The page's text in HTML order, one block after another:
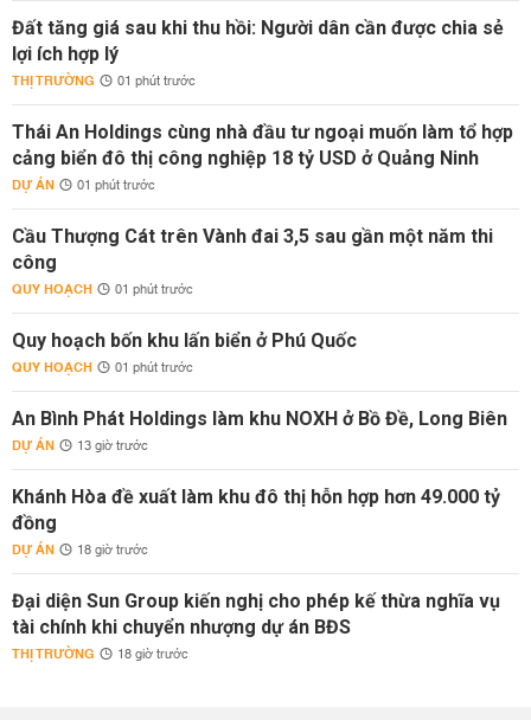
Đất tăng giá sau khi thu hồi: Người dân cần được chia sẻ
lợi ích hợp lý
THỊ TRƯỜNG 01 phút trước
Thái An Holdings cùng nhà đầu tư ngoại muốn làm tổ hợp
cảng biển đô thị công nghiệp 18 tỷ USD ở Quảng Ninh
DỰ ÁN 01 phút trước
Cầu Thượng Cát trên Vành đai 3,5 sau gần một năm thi
công
QUY HOẠCH 01 phút trước
Quy hoạch bốn khu lấn biển ở Phú Quốc
QUY HOẠCH 01 phút trước
An Bình Phát Holdings làm khu NOXH ở Bồ Đề, Long Biên
DỰ ÁN 13 giờ trước
Khánh Hòa đề xuất làm khu đô thị hỗn hợp hơn 49.000 tỷ
đồng
DỰ ÁN 18 giờ trước
Đại diện Sun Group kiến nghị cho phép kế thừa nghĩa vụ
tài chính khi chuyển nhượng dự án BĐS
THỊ TRƯỜNG 18 giờ trước